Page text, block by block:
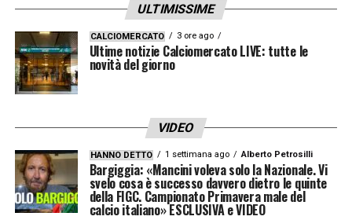
LA PLAYLIST DELLE NOSTRE TOP NEWS
ULTIMISSIME
CALCIOMERCATO 3 ore ago
Ultime notizie Calciomercato LIVE: tutte le
novità del giorno
VIDEO
HANNO DETTO 1 settimana ago Alberto Petrosilli
Bargiggia: «Mancini voleva solo la Nazionale. Vi
svelo cosa è successo davvero dietro le quinte
della FIGC. Campionato Primavera male del
calcio italiano» ESCLUSIVA e VIDEO